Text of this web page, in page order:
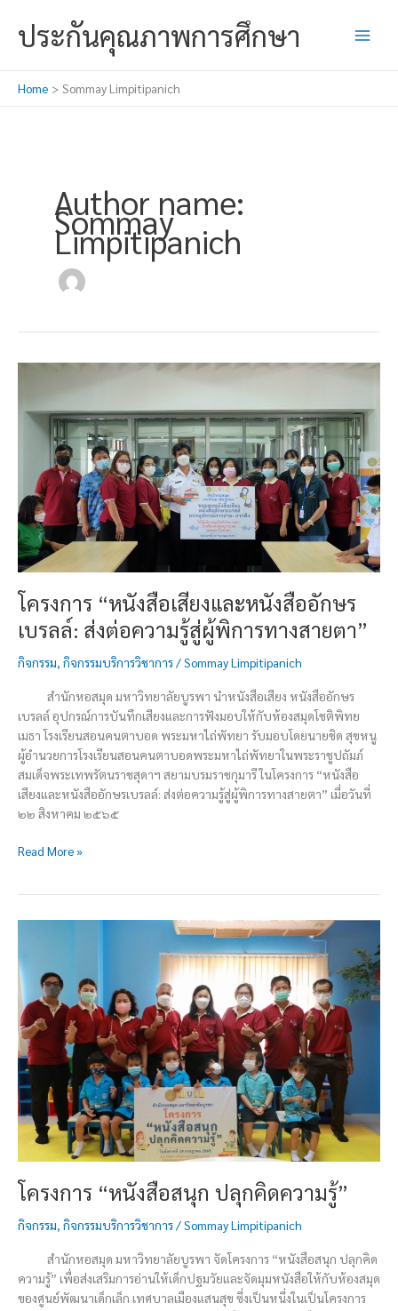
content
ประกันคุณภาพการศึกษา
Home Sommay Limpitipanich
Author name:
Sommay
Limpitipanich
โครงการ “หนังสือเสียงและหนังสืออักษร
เบรลล์: ส่งต่อความรู้สู่ผู้พิการทางสายตา”
กิจกรรม, กิจกรรมบริการวิชาการ/Sommay Limpitipanich
สำนักหอสมุด มหาวิทยาลัยบูรพา นำหนังสือเสียง หนังสืออักษร
เบรลล์ อุปกรณ์การบันทึกเสียงและการฟังมอบให้กับห้องสมุดโชติพิทย
เมธา โรงเรียนสอนคนตาบอด พระมหาไถ่พัทยา รับมอบโดยนายชิด สุขหนู
ผู้อำนวยการโรงเรียนสอนคนตาบอดพระมหาไถ่พัทยาในพระราชูปถัมภ์
สมเด็จพระเทพรัตนราชสุดาฯ สยามบรมราชกุมารี ในโครงการ “หนังสือ
เสียงและหนังสืออักษรเบรลล์: ส่งต่อความรู้สู่ผู้พิการทางสายตา” เมื่อวันที่
๒๒ สิงหาคม ๒๕๖๕
เสียง
และ
อักษร
เบรลล์:
ส่ง
ต่อ
ความ
รู้
สู่
ผู้
พิการ
สายตา”
Read More »
โครงการ “หนังสือสนุก ปลุกคิดความรู้”
กิจกรรม, กิจกรรมบริการวิชาการ/Sommay Limpitipanich
สำนักหอสมุด มหาวิทยาลัยบูรพา จัดโครงการ “หนังสือสนุก ปลุกคิด
ความรู้” เพื่อส่งเสริมการอ่านให้เด็กปฐมวัยและจัดมุมหนังสือให้กับห้องสมุด
ของศูนย์พัฒนาเด็กเล็ก เทศบาลเมืองแสนสุข ซึ่งเป็นหนึ่งในเป็นโครงการ
“หนังสือ
สนุก
ปลุก
คิด
ความ
รู้”